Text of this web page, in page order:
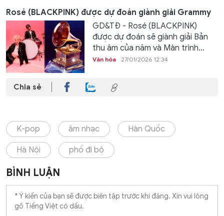
Rosé (BLACKPINK) được dự đoán giành giải Grammy
GD&TĐ - Rosé (BLACKPINK)
được dự đoán sẽ giành giải Bản
thu âm của năm và Màn trình...
Văn hóa 27/01/2026 12:34
Chia sẻ
K-pop âm nhạc Hàn Quốc
Hà Nội phố đi bộ
BÌNH LUẬN